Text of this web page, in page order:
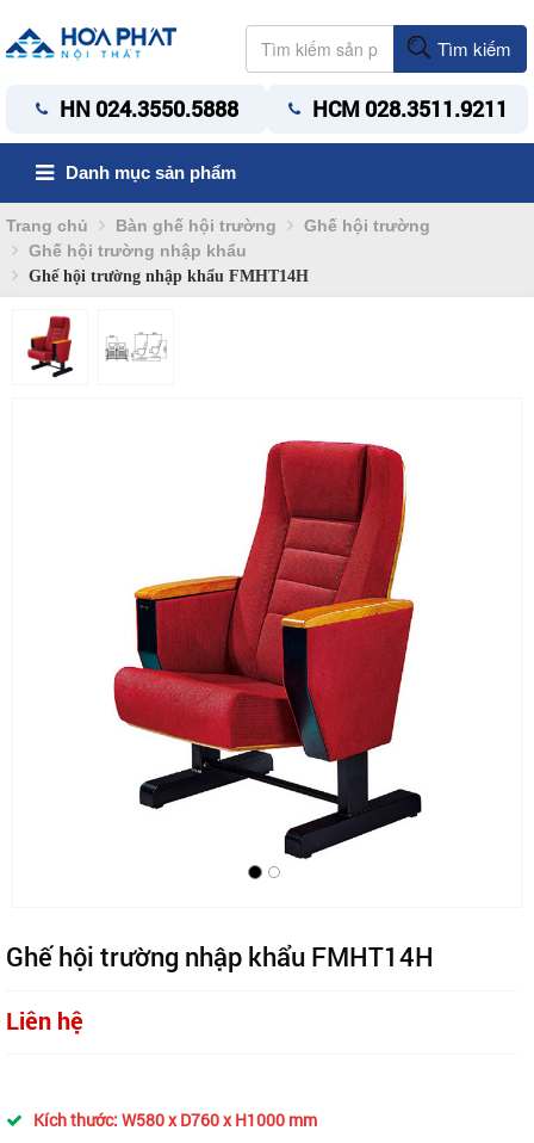
Tìm kiếm
HN 024.3550.5888 HCM 028.3511.9211
Danh mục sản phẩm
Trang chủ Bàn ghế hội trường
Ghế hội trường
Ghế hội trường nhập khẩu
Ghế hội trường nhập khẩu FMHT14H
Ghế hội trường nhập khẩu FMHT14H
Liên hệ
Kích thước: W580 x D760 x H1000 mm